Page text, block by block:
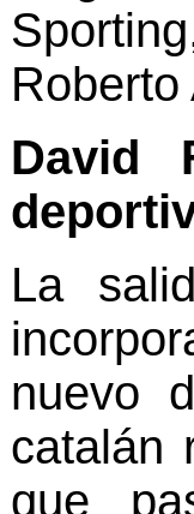
David
La
nuevo
catalán
que